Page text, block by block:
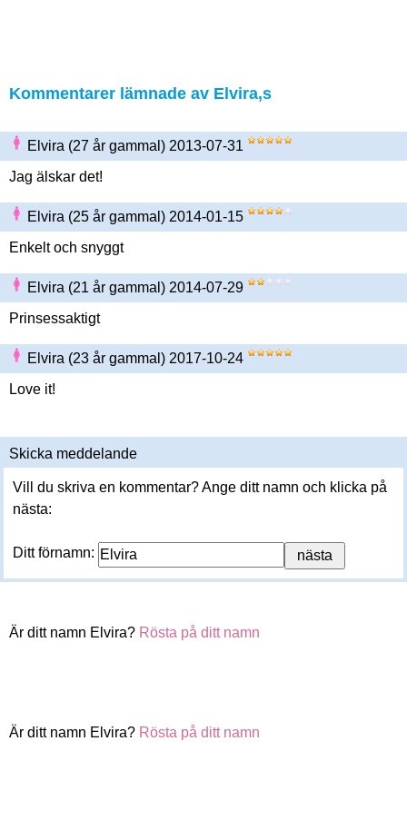
Kommentarer lämnade av Elvira,s
Elvira (27 år gammal) 2013-07-31
Jag älskar det!
Elvira (25 år gammal) 2014-01-15
Enkelt och snyggt
Elvira (21 år gammal) 2014-07-29
Prinsessaktigt
Elvira (23 år gammal) 2017-10-24
Love it!
Skicka meddelande
Vill du skriva en kommentar? Ange ditt namn och klicka på
nästa:
Ditt förnamn:
Är ditt namn Elvira? Rösta på ditt namn
Är ditt namn Elvira? Rösta på ditt namn